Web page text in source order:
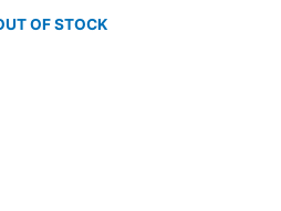
OF STOCK